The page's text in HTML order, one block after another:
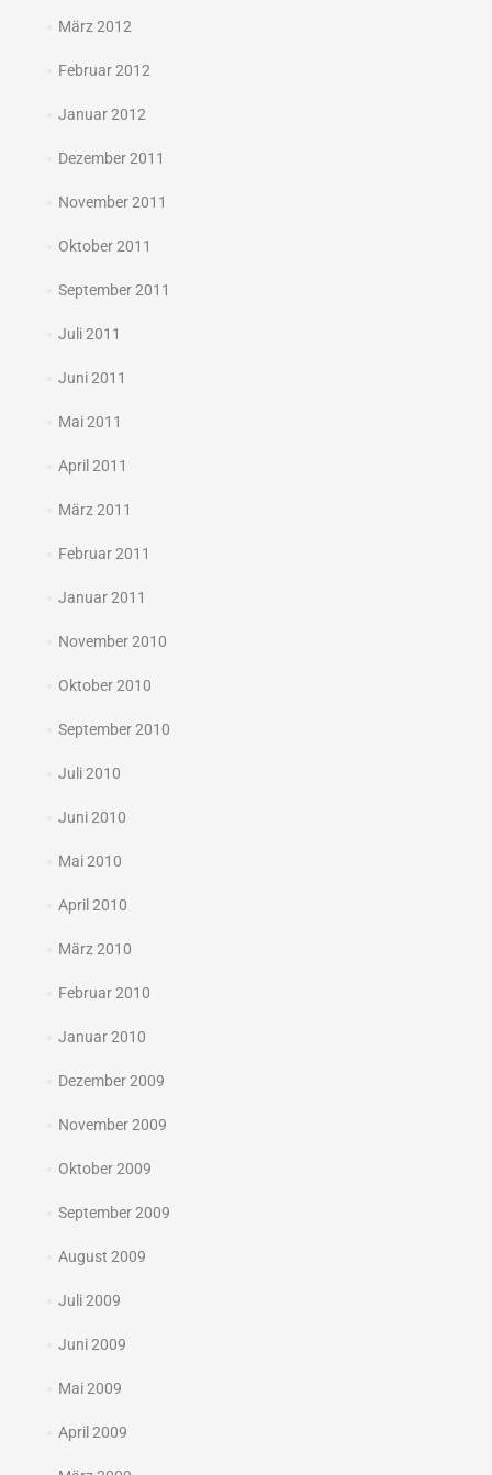
März 2012
Februar 2012
Januar 2012
Dezember 2011
November 2011
Oktober 2011
September 2011
Juli 2011
Juni 2011
Mai 2011
April 2011
März 2011
Februar 2011
Januar 2011
November 2010
Oktober 2010
September 2010
Juli 2010
Juni 2010
Mai 2010
April 2010
März 2010
Februar 2010
Januar 2010
Dezember 2009
November 2009
Oktober 2009
September 2009
August 2009
Juli 2009
Juni 2009
Mai 2009
April 2009